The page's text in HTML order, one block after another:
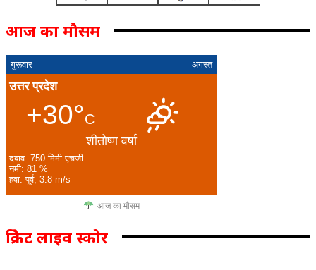
आज का मौसम
गुरूवार अगस्त
उत्तर प्रदेश
+30°C
शीतोष्ण वर्षा
दबाव: 750 मिमी एचजी
नमी: 81 %
हवा: पूर्व, 3.8 m/s
आज का मौसम
क्रिकेट लाइव स्कोर